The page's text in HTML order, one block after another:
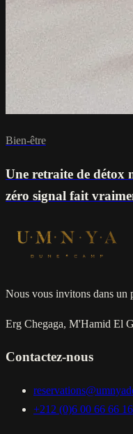
Bien-être
Une retraite de détox
zéro signal fait
Nous vous invitons dans un
Erg Chegaga, M'Hamid El
Contactez-nous
+212 (0)6 00 66 66 16